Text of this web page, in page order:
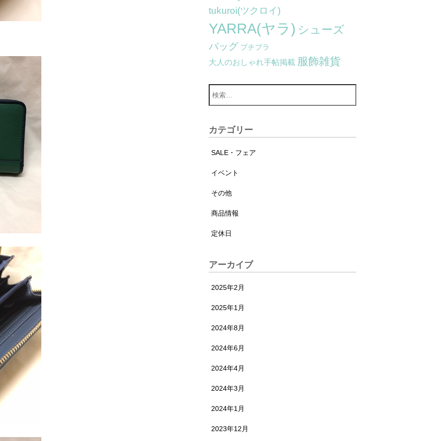
tukuroi(ツクロイ)
YARRA(ヤラ) シューズ
バッグ プチプラ
大人のおしゃれ手帖掲載 服飾雑貨
カテゴリー
SALE・フェア
イベント
その他
商品情報
定休日
アーカイブ
2025年2月
2025年1月
2024年8月
2024年6月
2024年4月
2024年3月
2024年1月
2023年12月